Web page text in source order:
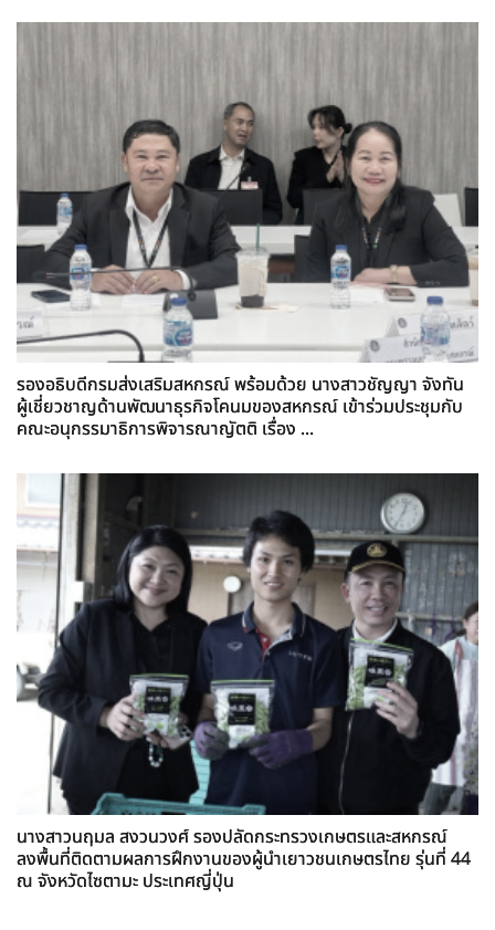
รองอธิบดีกรมส่งเสริมสหกรณ์ พร้อมด้วย นางสาวชัญญา จังทัน
ผู้เชี่ยวชาญด้านพัฒนาธุรกิจโคนมของสหกรณ์ เข้าร่วมประชุมกับ
คณะอนุกรรมาธิการพิจารณาญัตติ เรื่อง ...
นางสาวนฤมล สงวนวงศ์ รองปลัดกระทรวงเกษตรและสหกรณ์
ลงพื้นที่ติดตามผลการฝึกงานของผู้นำเยาวชนเกษตรไทย รุ่นที่ 44
ณ จังหวัดไซตามะ ประเทศญี่ปุ่น